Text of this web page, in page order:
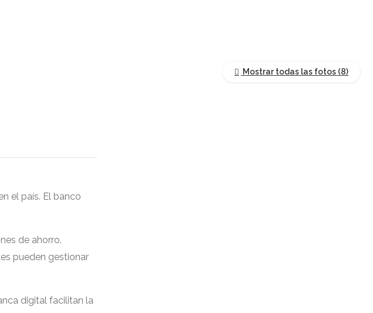
Mostrar todas las fotos
el país. El banco
de ahorro.
pueden gestionar
digital facilitan la